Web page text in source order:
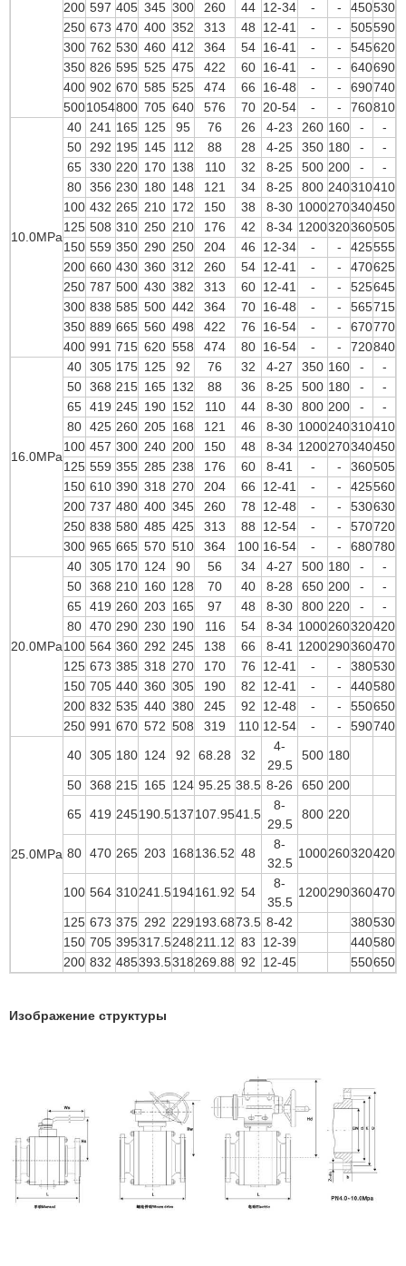
200 597 405 345 300 260 44 12-34 - - 450530
250 673 470 400 352 313 48 12-41 - - 505590
300 762 530 460 412 364 54 16-41 - - 545620
350 826 595 525 475 422 60 16-41 - - 640690
400 902 670 585 525 474 66 16-48 - - 690740
5001054800 705 640 576 70 20-54 - - 760810
10.0MPa
40 241 165 125 95 76 26 4-23 260 160 -
-
50
292 195 145 112 88 28 4-25 350 180 -
-
65 330 220 170 138 110 32 8-25 500 200 -
-
80 356 230 180 148 121 34 8-25 800 240310410
100 432 265 210 172 150 38 8-30 1000270340450
125 508 310 250 210 176 42 8-34 1200320360505
150 559 350 290 250 204 46 12-34 - - 425555
200 660 430 360 312 260 54 12-41 - - 470625
250 787 500 430 382 313 60 12-41 - - 525645
300 838 585 500 442 364 70 16-48 - - 565715
350 889 665 560 498 422 76 16-54 - - 670770
400 991 715 620 558 474 80 16-54 - - 720840
16.0MPa
40 305 175 125 92 76 32 4-27 350 160 -
-
50 368 215 165 132 88 36 8-25 500 180 -
-
65 419 245 190 152 110 44 8-30 800 200 -
-
80 425 260 205 168 121 46 8-30 1000240310410
100 457 300 240 200 150 48 8-34 1200270340450
125 559 355 285 238 176 60 8-41 - - 360505
150 610 390 318 270 204 66 12-41 - - 425560
200 737 480 400 345 260 78 12-48 - - 530630
250 838 580 485 425 313 88 12-54 - - 570720
300 965 665 570 510 364 100 16-54 - - 680780
20.0MPa
40 305 170 124 90 56 34 4-27 500 180 -
-
50 368 210 160 128 70 40 8-28 650 200 -
-
65 419 260 203 165 97 48 8-30 800 220 -
-
80 470 290 230 190 116 54 8-34 1000260320420
100 564 360 292 245 138 66 8-41 1200290360470
125 673 385 318 270 170 76 12-41 - - 380530
150 705 440 360 305 190 82 12-41 - - 440580
200 832 535 440 380 245 92 12-48 - - 550650
250 991 670 572 508 319 110 12-54 - - 590740
25.0MPa
40 305 180 124 92 68.28 32
4-
29.5
500 180
50 368 215 165 124 95.25 38.5 8-26 650 200
65 419 245190.5137107.9541.5
8-
29.5
800 220
80 470 265 203 168136.52 48
8-
32.5
1000260320420
100 564 310241.5194161.92 54
8-
35.5
1200290360470
125 673 375 292 229193.6873.5 8-42 380530
150 705 395317.5248 211.12 83 12-39 440580
200 832 485393.5318269.88 92 12-45 550650
Изображение структуры